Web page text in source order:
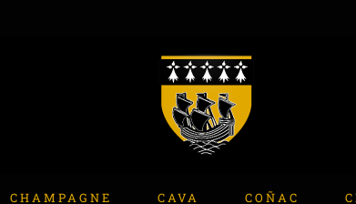
CHAMPAGNE CAVA COÑAC